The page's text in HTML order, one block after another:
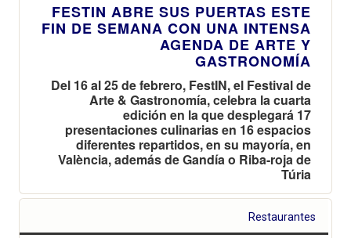
FESTIN ABRE SUS PUERTAS ESTE
FIN DE SEMANA CON UNA INTENSA
AGENDA DE ARTE Y
GASTRONOMÍA
Del 16 al 25 de febrero, FestIN, el Festival de
Arte & Gastronomía, celebra la cuarta
edición en la que desplegará 17
presentaciones culinarias en 16 espacios
diferentes repartidos, en su mayoría, en
València, además de Gandía o Riba-roja de
Túria
Restaurantes